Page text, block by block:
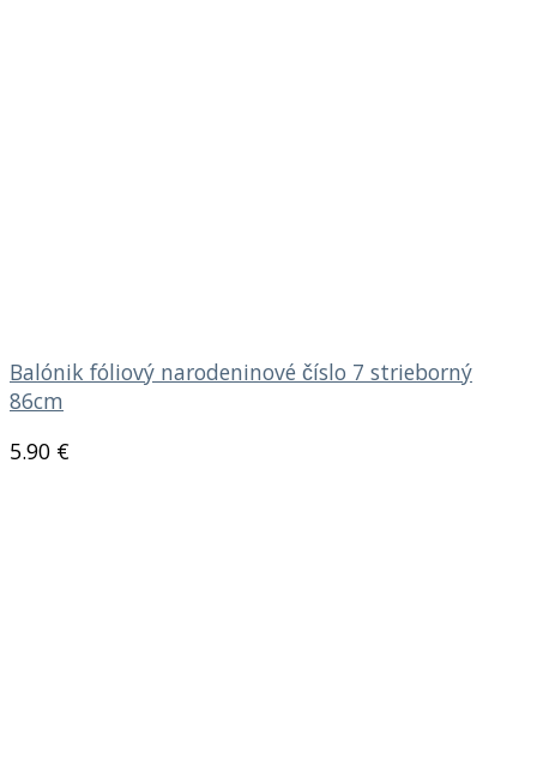
Balónik fóliový narodeninové číslo 7 strieborný
86cm
5.90 €